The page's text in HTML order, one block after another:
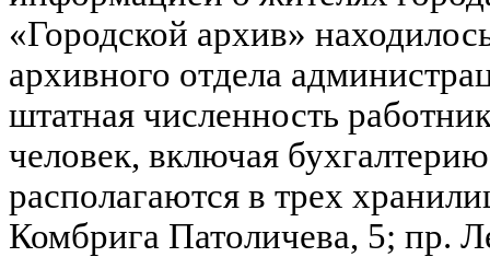
«Городской архив»
архивного отдела
штатная численность
человек, включая
располагаются в трех
Комбрига Патоличева, 5; пр.